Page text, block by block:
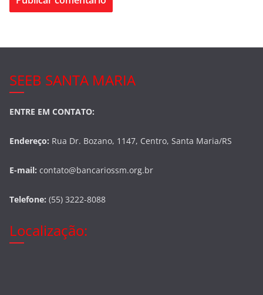
SEEB SANTA MARIA
ENTRE EM CONTATO:
Endereço: Rua Dr. Bozano, 1147, Centro, Santa Maria/RS
E-mail: contato@bancariossm.org.br
Telefone: (55) 3222-8088
Localização: